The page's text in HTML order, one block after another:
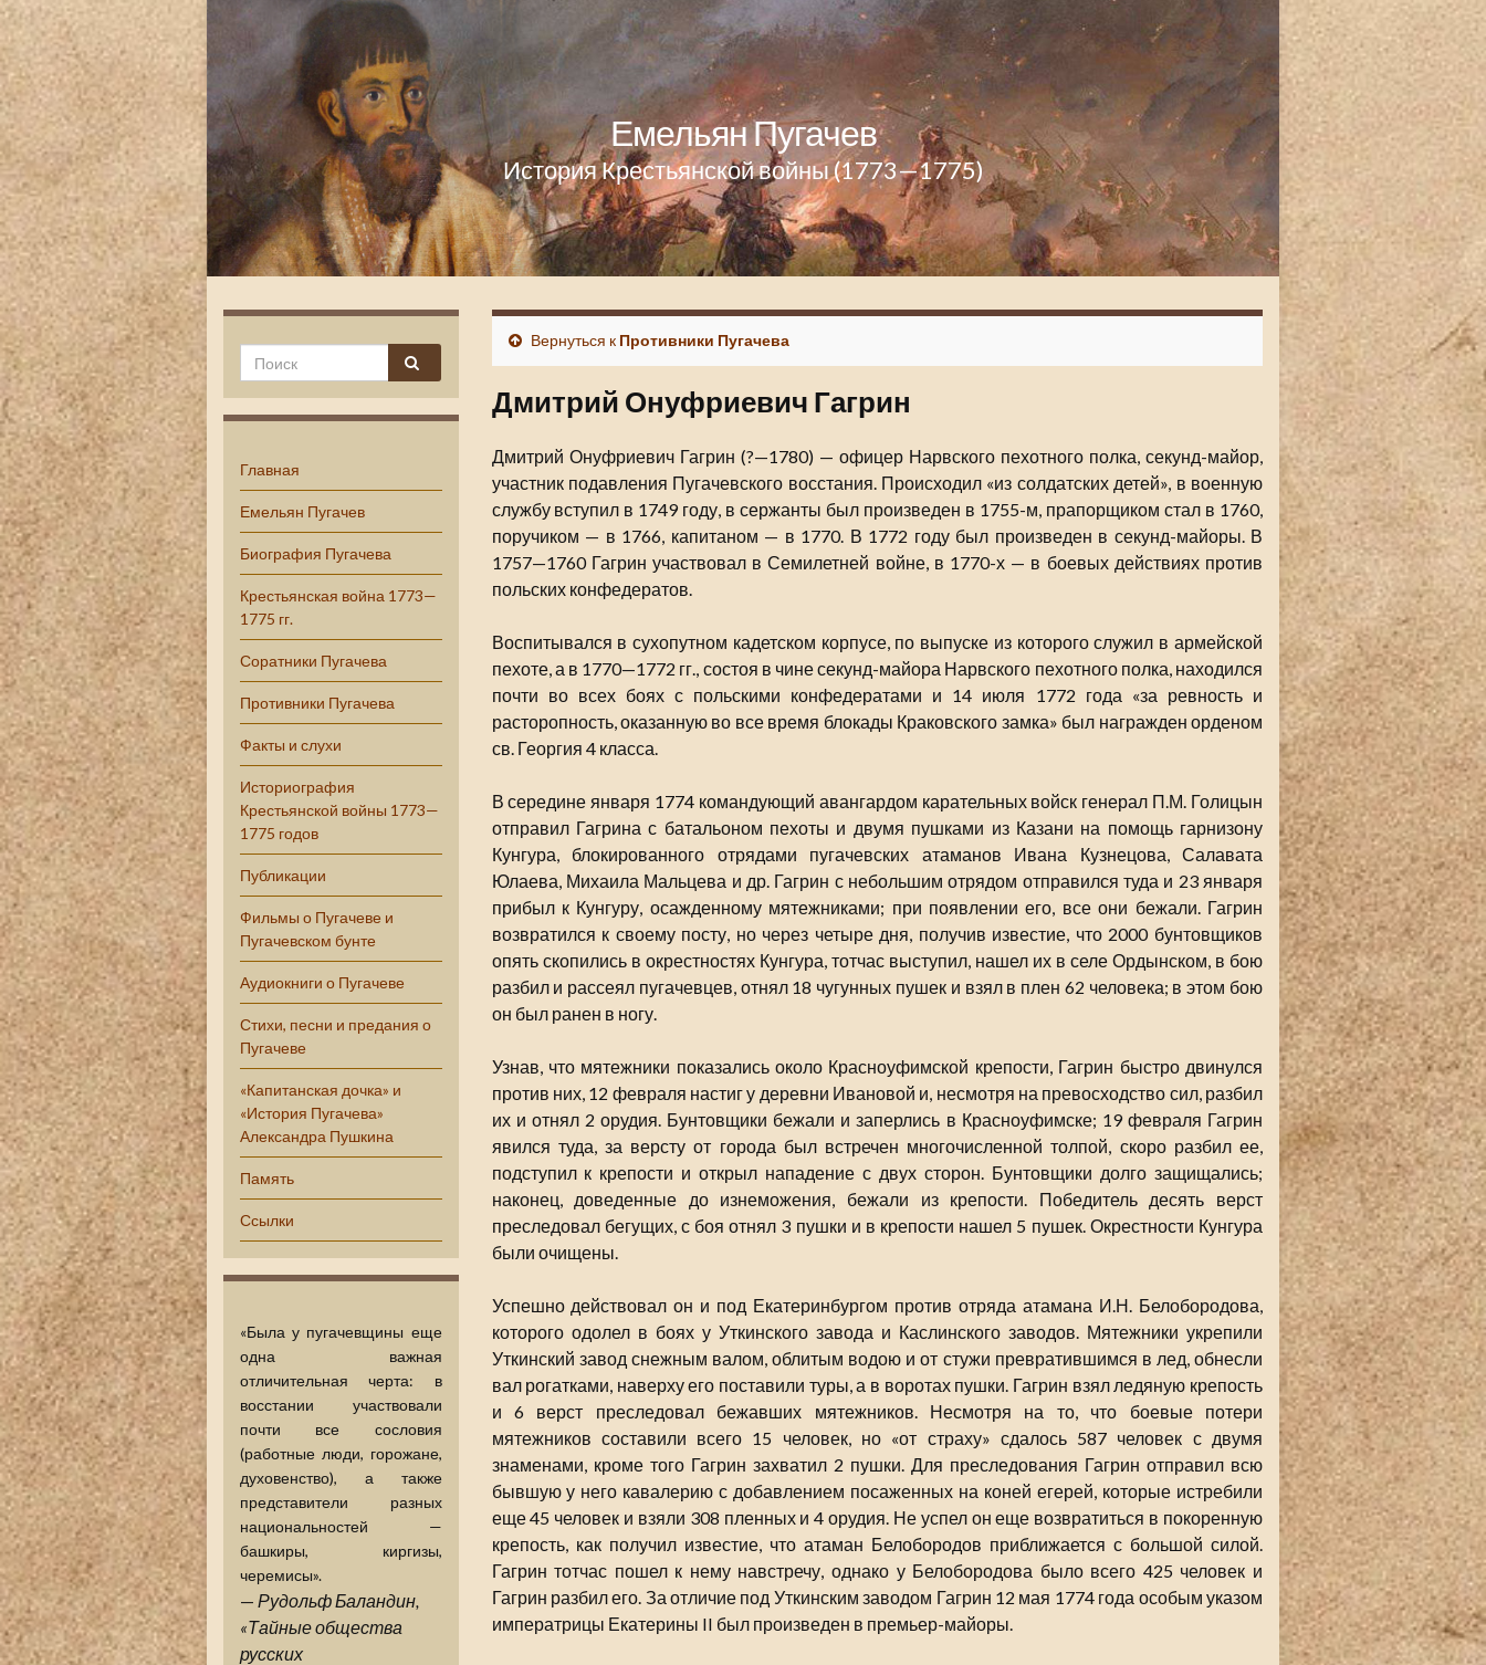
Емельян Пугачев
История Крестьянской войны (1773—1775)
Главная
Емельян Пугачев
Биография Пугачева
Крестьянская война 1773—
1775 гг.
Соратники Пугачева
Противники Пугачева
Факты и слухи
Историография
Крестьянской войны 1773—
1775 годов
Публикации
Фильмы о Пугачеве и
Пугачевском бунте
Аудиокниги о Пугачеве
Стихи, песни и предания о
Пугачеве
«Капитанская дочка» и
«История Пугачева»
Александра Пушкина
Память
Ссылки
«Была у пугачевщины еще
одна важная
отличительная черта: в
восстании участвовали
почти все сословия
(работные люди, горожане,
духовенство), а также
представители разных
национальностей —
башкиры, киргизы,
черемисы».
— Рудольф Баландин,
«Тайные общества
русских
Вернуться к Противники Пугачева
Дмитрий Онуфриевич Гагрин
Дмитрий Онуфриевич Гагрин (?—1780) — офицер Нарвского пехотного полка, секунд-майор,
участник подавления Пугачевского восстания. Происходил «из солдатских детей», в военную
службу вступил в 1749 году, в сержанты был произведен в 1755-м, прапорщиком стал в 1760,
поручиком — в 1766, капитаном — в 1770. В 1772 году был произведен в секунд-майоры. В
1757—1760 Гагрин участвовал в Семилетней войне, в 1770-х — в боевых действиях против
польских конфедератов.
Воспитывался в сухопутном кадетском корпусе, по выпуске из которого служил в армейской
пехоте, а в 1770—1772 гг., состоя в чине секунд-майора Нарвского пехотного полка, находился
почти во всех боях с польскими конфедератами и 14 июля 1772 года «за ревность и
расторопность, оказанную во все время блокады Краковского замка» был награжден орденом
св. Георгия 4 класса.
В середине января 1774 командующий авангардом карательных войск генерал П.М. Голицын
отправил Гагрина с батальоном пехоты и двумя пушками из Казани на помощь гарнизону
Кунгура, блокированного отрядами пугачевских атаманов Ивана Кузнецова, Салавата
Юлаева, Михаила Мальцева и др. Гагрин с небольшим отрядом отправился туда и 23 января
прибыл к Кунгуру, осажденному мятежниками; при появлении его, все они бежали. Гагрин
возвратился к своему посту, но через четыре дня, получив известие, что 2000 бунтовщиков
опять скопились в окрестностях Кунгура, тотчас выступил, нашел их в селе Ордынском, в бою
разбил и рассеял пугачевцев, отнял 18 чугунных пушек и взял в плен 62 человека; в этом бою
он был ранен в ногу.
Узнав, что мятежники показались около Красноуфимской крепости, Гагрин быстро двинулся
против них, 12 февраля настиг у деревни Ивановой и, несмотря на превосходство сил, разбил
их и отнял 2 орудия. Бунтовщики бежали и заперлись в Красноуфимске; 19 февраля Гагрин
явился туда, за версту от города был встречен многочисленной толпой, скоро разбил ее,
подступил к крепости и открыл нападение с двух сторон. Бунтовщики долго защищались;
наконец, доведенные до изнеможения, бежали из крепости. Победитель десять верст
преследовал бегущих, с боя отнял 3 пушки и в крепости нашел 5 пушек. Окрестности Кунгура
были очищены.
Успешно действовал он и под Екатеринбургом против отряда атамана И.Н. Белобородова,
которого одолел в боях у Уткинского завода и Каслинского заводов. Мятежники укрепили
Уткинский завод снежным валом, облитым водою и от стужи превратившимся в лед, обнесли
вал рогатками, наверху его поставили туры, а в воротах пушки. Гагрин взял ледяную крепость
и 6 верст преследовал бежавших мятежников. Несмотря на то, что боевые потери
мятежников составили всего 15 человек, но «от страху» сдалось 587 человек с двумя
знаменами, кроме того Гагрин захватил 2 пушки. Для преследования Гагрин отправил всю
бывшую у него кавалерию с добавлением посаженных на коней егерей, которые истребили
еще 45 человек и взяли 308 пленных и 4 орудия. Не успел он еще возвратиться в покоренную
крепость, как получил известие, что атаман Белобородов приближается с большой силой.
Гагрин тотчас пошел к нему навстречу, однако у Белобородова было всего 425 человек и
Гагрин разбил его. За отличие под Уткинским заводом Гагрин 12 мая 1774 года особым указом
императрицы Екатерины II был произведен в премьер-майоры.